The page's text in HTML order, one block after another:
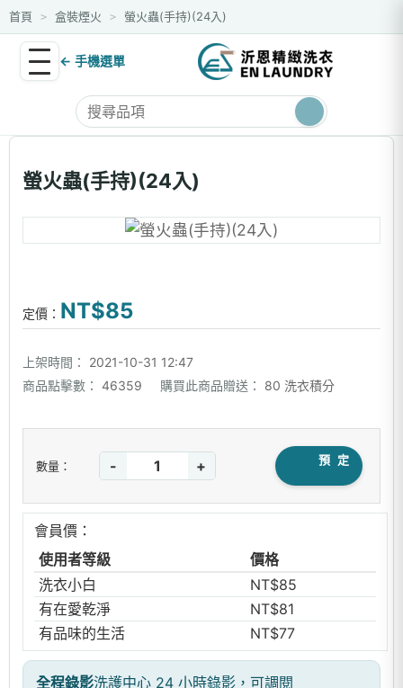
首頁 > 盒裝煙火 > 螢火蟲(手持)(24入)
← 手機選單
螢火蟲(手持)(24入)
定價： NT$85
上架時間：
2021-10-31 12:47
商品點擊數： 46359 購買此商品贈送： 80 洗衣積分
數量： - + 預 定
會員價：
使用者等級
價格
洗衣小白
NT$85
有在愛乾淨
NT$81
有品味的生活
NT$77
全程錄影洗護中心 24 小時錄影，可調閱